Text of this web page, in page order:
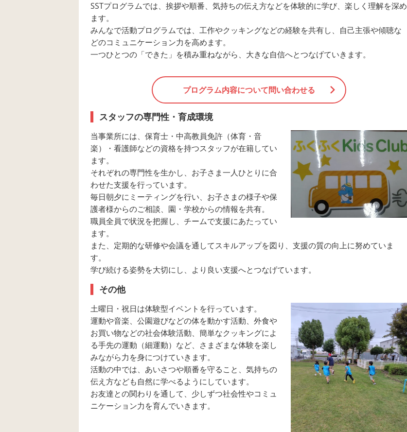
SSTプログラムでは、挨拶や順番、気持ちの伝え方などを体験的に学び、楽しく理解を深め
ます。
みんなで活動プログラムでは、工作やクッキングなどの経験を共有し、自己主張や傾聴な
どのコミュニケーション力を高めます。
一つひとつの「できた」を積み重ねながら、大きな自信へとつなげていきます。
プログラム内容について問い合わせる
スタッフの専門性・育成環境
当事業所には、保育士・中高教員免許（体育・音
楽）・看護師などの資格を持つスタッフが在籍してい
ます。
それぞれの専門性を生かし、お子さま一人ひとりに合
わせた支援を行っています。
毎日朝夕にミーティングを行い、お子さまの様子や保
護者様からのご相談、園・学校からの情報を共有。
職員全員で状況を把握し、チームで支援にあたってい
ます。
また、定期的な研修や会議を通してスキルアップを図り、支援の質の向上に努めていま
す。
学び続ける姿勢を大切にし、より良い支援へとつなげています。
その他
土曜日・祝日は体験型イベントを行っています。
運動や音楽、公園遊びなどの体を動かす活動、外食や
お買い物などの社会体験活動、簡単なクッキングによ
る手先の運動（細運動）など、さまざまな体験を楽し
みながら力を身につけていきます。
活動の中では、あいさつや順番を守ること、気持ちの
伝え方なども自然に学べるようにしています。
お友達との関わりを通して、少しずつ社会性やコミュ
ニケーション力を育んでいきます。